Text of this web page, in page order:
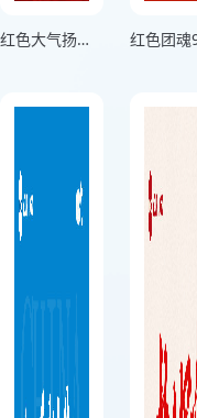
红色大气扬国威八一建军节海报